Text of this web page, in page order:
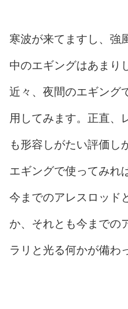
寒波が来てますし、強
中のエギングはあまり
近々、夜間のエギング
用してみます。正直、
も形容しがたい評価し
エギングで使ってみれ
今までのアレスロッド
か、それとも今までの
ラリと光る何かが備わ